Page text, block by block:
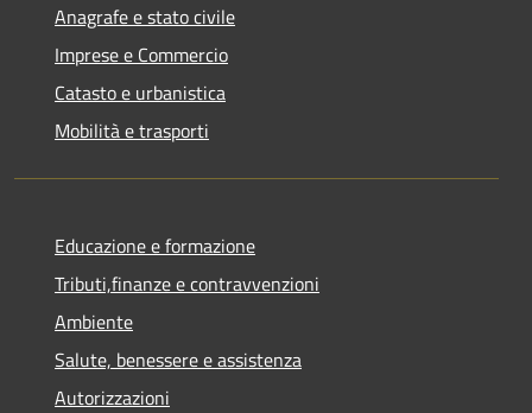
Anagrafe e stato civile
Imprese e Commercio
Catasto e urbanistica
Mobilità e trasporti
Educazione e formazione
Tributi,finanze e contravvenzioni
Ambiente
Salute, benessere e assistenza
Autorizzazioni